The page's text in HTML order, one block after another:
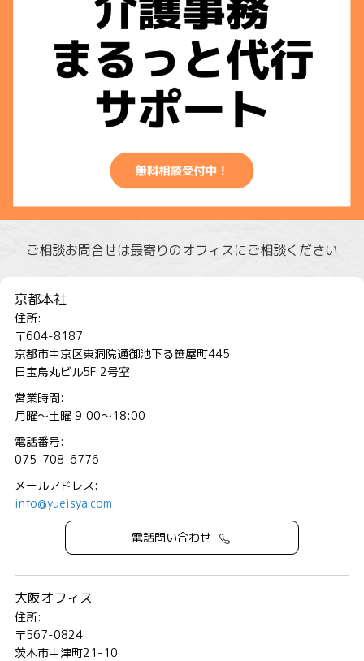
ご相談お問合せは最寄りのオフィスにご相談ください
京都本社
住所:
〒604-8187
京都市中京区東洞院通御池下る笹屋町445
日宝烏丸ビル5F 2号室
営業時間:
月曜～土曜 9:00～18:00
電話番号:
075-708-6776
メールアドレス:
info@yueisya.com
電話問い合わせ
大阪オフィス
住所:
〒567-0824
茨木市中津町21-10